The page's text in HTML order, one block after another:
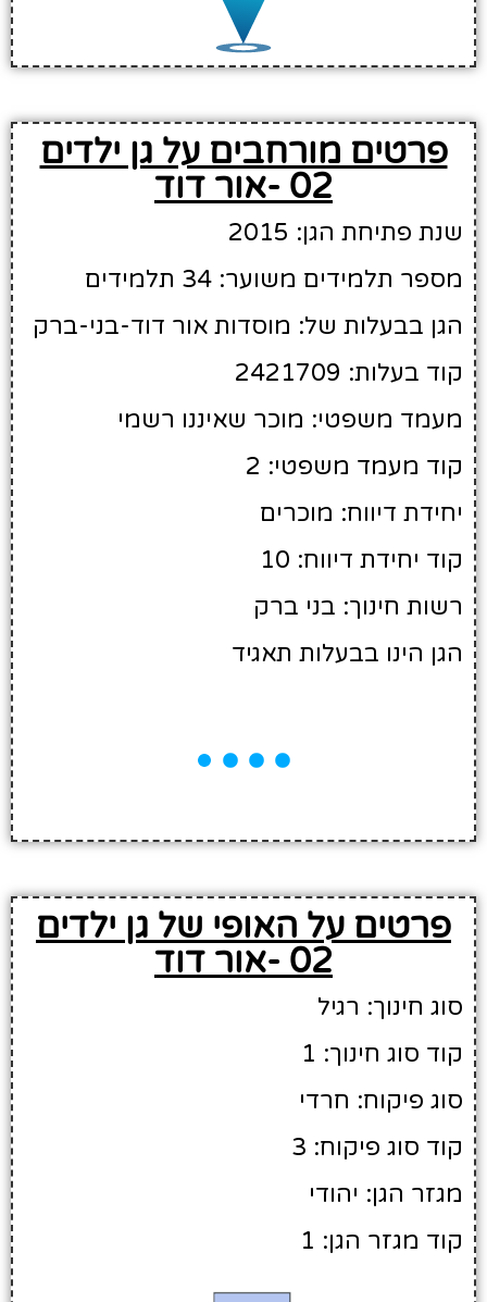
פרטים מורחבים על גן ילדים
02 -אור דוד
שנת פתיחת הגן: 2015
מספר תלמידים משוער: 34 תלמידים
הגן בבעלות של: מוסדות אור דוד-בני-ברק
קוד בעלות: 2421709
מעמד משפטי: מוכר שאיננו רשמי
קוד מעמד משפטי: 2
יחידת דיווח: מוכרים
קוד יחידת דיווח: 10
רשות חינוך: בני ברק
הגן הינו בבעלות תאגיד
פרטים על האופי של גן ילדים
02 -אור דוד
סוג חינוך: רגיל
קוד סוג חינוך: 1
סוג פיקוח: חרדי
קוד סוג פיקוח: 3
מגזר הגן: יהודי
קוד מגזר הגן: 1